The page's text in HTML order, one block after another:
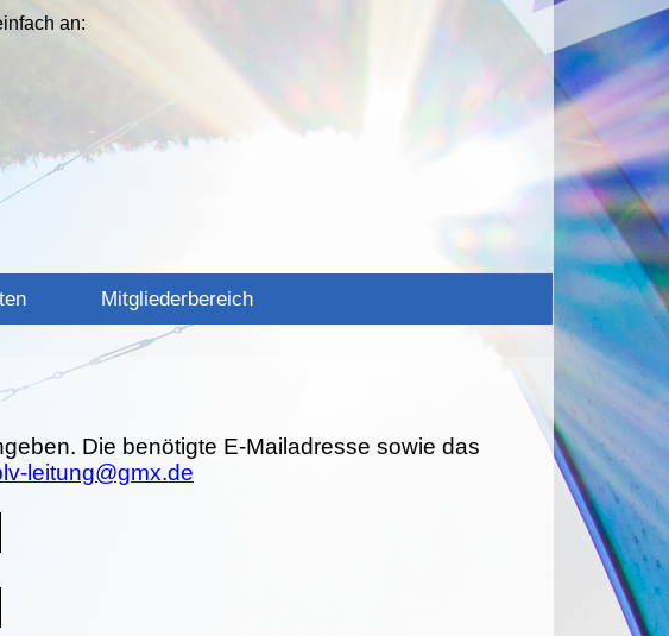
an:
▼
Mitgliederbereich
Die benötigte E-Mailadresse sowie das
leitung@gmx.de